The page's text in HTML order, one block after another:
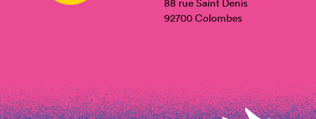
88 rue Saint Denis
92700 Colombes